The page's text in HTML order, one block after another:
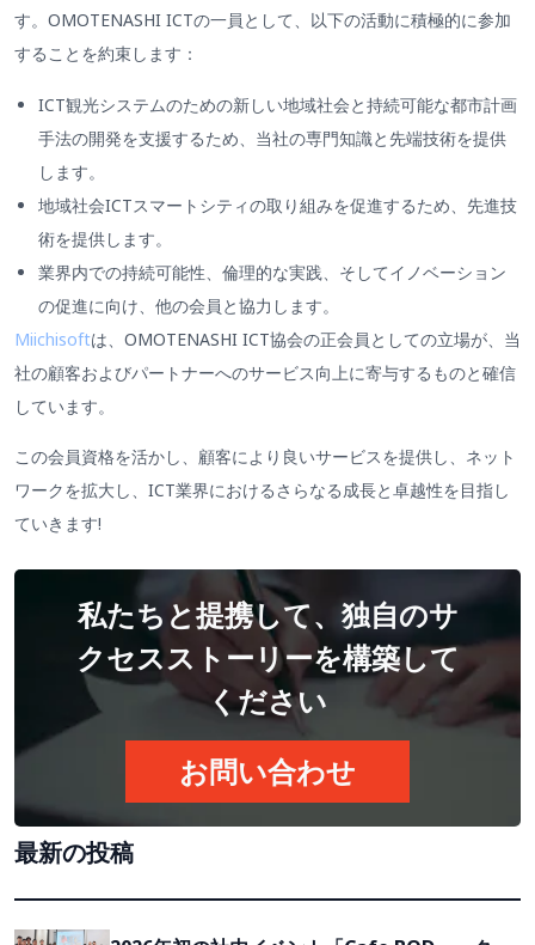
す。OMOTENASHI ICTの一員として、以下の活動に積極的に参加
することを約束します：
ICT観光システムのための新しい地域社会と持続可能な都市計画
手法の開発を支援するため、当社の専門知識と先端技術を提供
します。
地域社会ICTスマートシティの取り組みを促進するため、先進技
術を提供します。
業界内での持続可能性、倫理的な実践、そしてイノベーション
の促進に向け、他の会員と協力します。
Miichisoftは、OMOTENASHI ICT協会の正会員としての立場が、当
社の顧客およびパートナーへのサービス向上に寄与するものと確信
しています。
この会員資格を活かし、顧客により良いサービスを提供し、ネット
ワークを拡大し、ICT業界におけるさらなる成長と卓越性を目指し
ていきます!
私たちと提携して、独自のサ
クセスストーリーを構築して
ください
お問い合わせ
最新の投稿